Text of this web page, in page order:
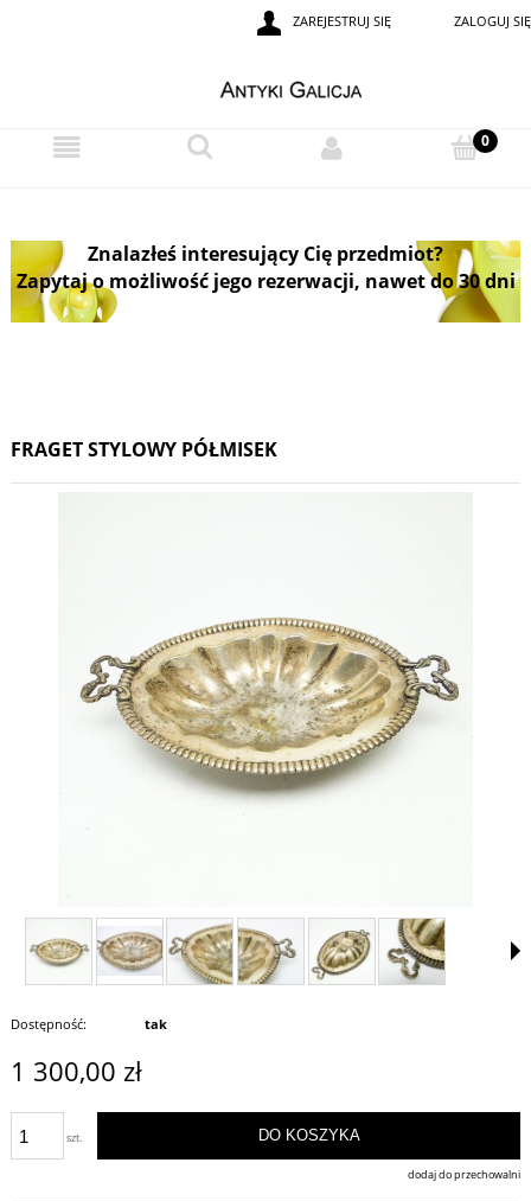
ZAREJESTRUJ SIĘ ZALOGUJ SIĘ
Znalazłeś interesujący Cię przedmiot?
Zapytaj o możliwość jego rezerwacji, nawet do 30 dni
FRAGET STYLOWY PÓŁMISEK
Dostępność: tak
1 300,00 zł
szt. DO KOSZYKA
dodaj do przechowalni